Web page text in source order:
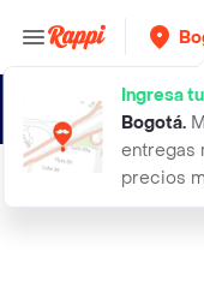
Ingresa
Bogotá.
entregas
precios
12 rosas de